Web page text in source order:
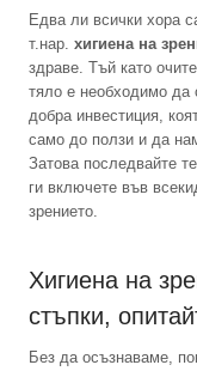
Едва ли всички хора
т.нар. хигиена на
здраве. Тъй като
тяло е необходимо да
добра инвестиция,
само до ползи и да
Затова последвайте
ги включете във
зрението.
Хигиена на
стъпки,
Без да осъзнаваме,